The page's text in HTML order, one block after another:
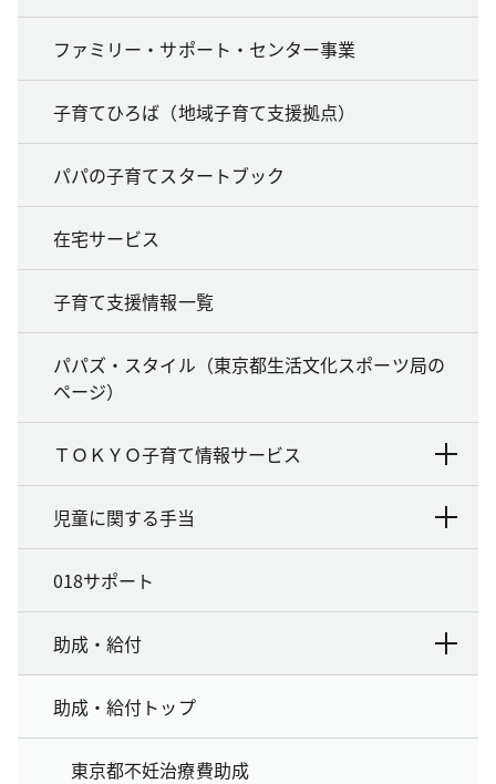
ファミリー・サポート・センター事業
子育てひろば（地域子育て支援拠点）
パパの子育てスタートブック
在宅サービス
子育て支援情報一覧
パパズ・スタイル（東京都生活文化スポーツ局の
ページ）
ＴＯＫＹＯ子育て情報サービス
児童に関する手当
018サポート
助成・給付
助成・給付トップ
東京都不妊治療費助成